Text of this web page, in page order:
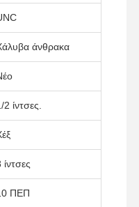
Βίντεο
άνθρακα
2 ίντσες.
ίντσες
ΠΕΠ